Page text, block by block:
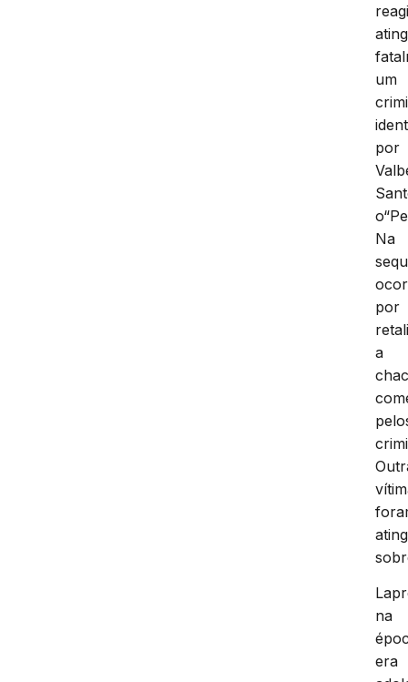
um
por
Na
por
a
na
era